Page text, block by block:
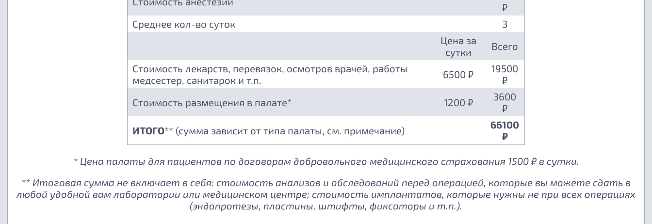
₽
Среднее кол-во суток
3
Цена за
сутки
Всего
Стоимость лекарств, перевязок, осмотров врачей, работы
медсестер, санитарок и т.п.
6500 ₽
19500
₽
Стоимость размещения в палате*
1200 ₽
3600
₽
ИТОГО** (сумма зависит от типа палаты, см. примечание)
66100
₽
* Цена палаты для пациентов по договорам добровольного медицинского страхования 1500 ₽ в сутки.
** Итоговая сумма не включает в себя: стоимость анализов и обследований перед операцией, которые вы можете сдать в
любой удобной вам лаборатории или медицинском центре; стоимость имплантатов, которые нужны не при всех операциях
(эндопротезы, пластины, штифты, фиксаторы и т.п.).